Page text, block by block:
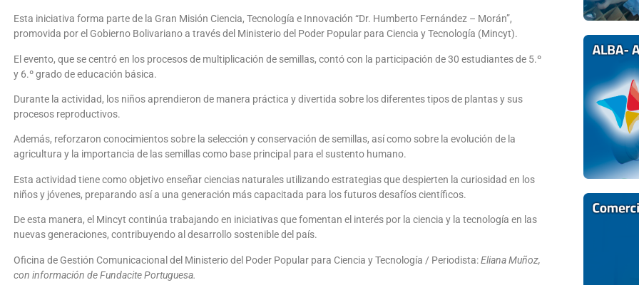
Esta iniciativa forma parte de la Gran Misión Ciencia, Tecnología e Innovación “Dr. Humberto Fernández – Morán”,
promovida por el Gobierno Bolivariano a través del Ministerio del Poder Popular para Ciencia y Tecnología (Mincyt).
El evento, que se centró en los procesos de multiplicación de semillas, contó con la participación de 30 estudiantes de 5.º
y 6.º grado de educación básica.
Durante la actividad, los niños aprendieron de manera práctica y divertida sobre los diferentes tipos de plantas y sus
procesos reproductivos.
Además, reforzaron conocimientos sobre la selección y conservación de semillas, así como sobre la evolución de la
agricultura y la importancia de las semillas como base principal para el sustento humano.
Esta actividad tiene como objetivo enseñar ciencias naturales utilizando estrategias que despierten la curiosidad en los
niños y jóvenes, preparando así a una generación más capacitada para los futuros desafíos científicos.
De esta manera, el Mincyt continúa trabajando en iniciativas que fomentan el interés por la ciencia y la tecnología en las
nuevas generaciones, contribuyendo al desarrollo sostenible del país.
Oficina de Gestión Comunicacional del Ministerio del Poder Popular para Ciencia y Tecnología / Periodista:Eliana Muñoz,
con información de Fundacite Portuguesa.